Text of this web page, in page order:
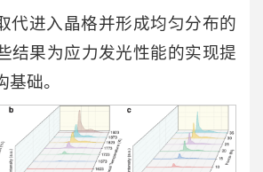
代进入晶格并形成均匀分布的
结果为应力发光性能的实现提
础。